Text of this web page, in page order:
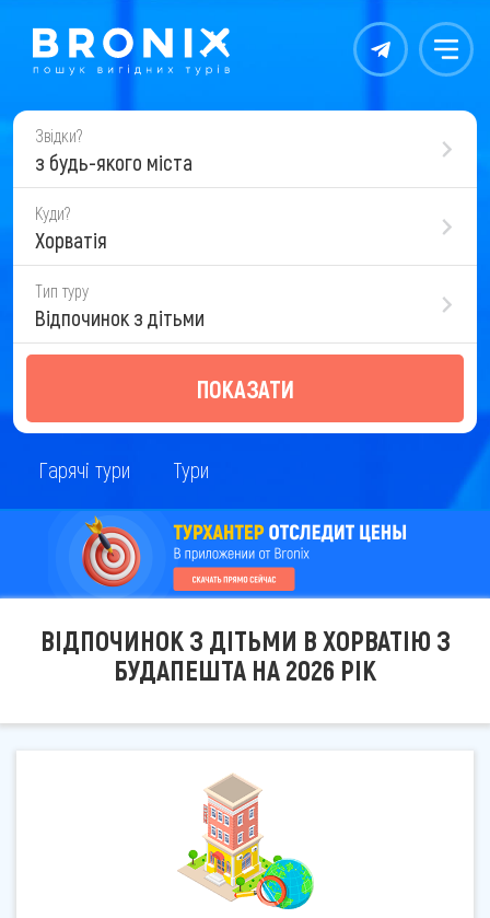
Контакты Меню
Звідки?
з будь-якого міста
Куди?
Хорватія
Тип туру
Відпочинок з дітьми
ПОКАЗАТИ
Гарячі тури Тури
ВІДПОЧИНОК З ДІТЬМИ В ХОРВАТІЮ З
БУДАПЕШТА НА 2026 РІК